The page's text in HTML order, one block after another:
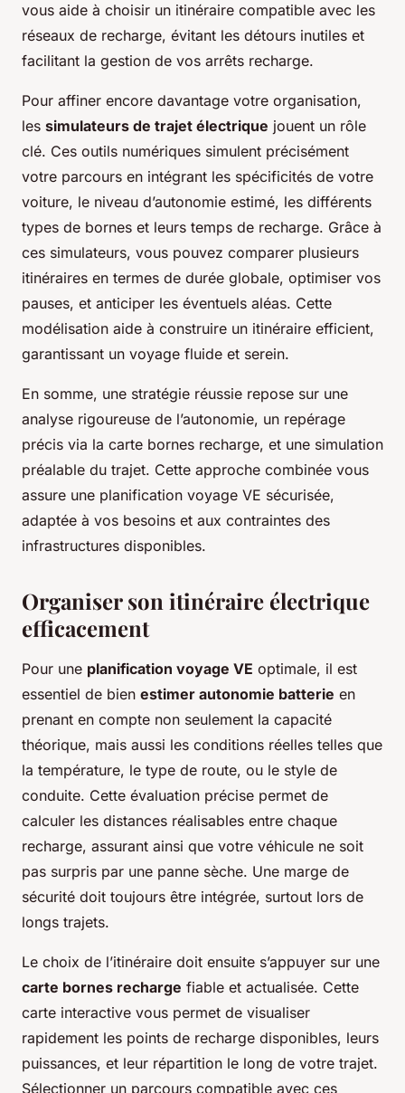
vous aide à choisir un itinéraire compatible avec les
réseaux de recharge, évitant les détours inutiles et
facilitant la gestion de vos arrêts recharge.
Pour affiner encore davantage votre organisation,
les simulateurs de trajet électrique jouent un rôle
clé. Ces outils numériques simulent précisément
votre parcours en intégrant les spécificités de votre
voiture, le niveau d’autonomie estimé, les différents
types de bornes et leurs temps de recharge. Grâce à
ces simulateurs, vous pouvez comparer plusieurs
itinéraires en termes de durée globale, optimiser vos
pauses, et anticiper les éventuels aléas. Cette
modélisation aide à construire un itinéraire efficient,
garantissant un voyage fluide et serein.
En somme, une stratégie réussie repose sur une
analyse rigoureuse de l’autonomie, un repérage
précis via la carte bornes recharge, et une simulation
préalable du trajet. Cette approche combinée vous
assure une planification voyage VE sécurisée,
adaptée à vos besoins et aux contraintes des
infrastructures disponibles.
Organiser son itinéraire électrique
efficacement
Pour une planification voyage VE optimale, il est
essentiel de bien estimer autonomie batterie en
prenant en compte non seulement la capacité
théorique, mais aussi les conditions réelles telles que
la température, le type de route, ou le style de
conduite. Cette évaluation précise permet de
calculer les distances réalisables entre chaque
recharge, assurant ainsi que votre véhicule ne soit
pas surpris par une panne sèche. Une marge de
sécurité doit toujours être intégrée, surtout lors de
longs trajets.
Le choix de l’itinéraire doit ensuite s’appuyer sur une
carte bornes recharge fiable et actualisée. Cette
carte interactive vous permet de visualiser
rapidement les points de recharge disponibles, leurs
puissances, et leur répartition le long de votre trajet.
Sélectionner un parcours compatible avec ces